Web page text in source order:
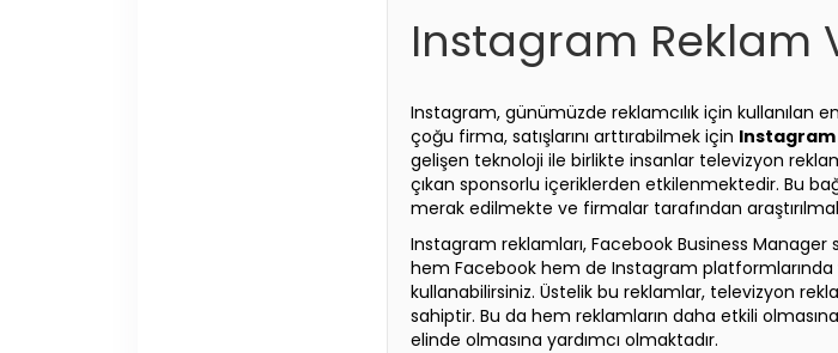
Instagram Reklam
Instagram, günümüzde reklamcılık için kullanılan
çoğu firma, satışlarını arttırabilmek için
gelişen teknoloji ile birlikte insanlar televizyon
çıkan sponsorlu içeriklerden etkilenmektedir. Bu
merak edilmekte ve firmalar tarafından
Instagram reklamları, Facebook Business
hem Facebook hem de Instagram platformlarında
kullanabilirsiniz. Üstelik bu reklamlar, televizyon
sahiptir. Bu da hem reklamların daha etkili
elinde olmasına yardımcı olmaktadır.